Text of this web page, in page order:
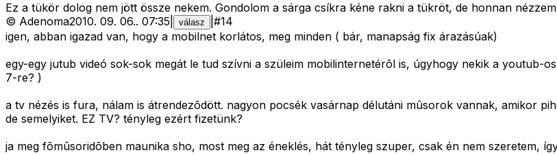
Ez a tükör dolog nem jött össze nekem. Gondolom a sárga csíkra kéne rakni a tükröt, de honnan
© Adenoma2010. 09. 06.. 07:35 válasz #14
igen, abban igazad van, hogy a mobilnet korlátos, meg minden ( bár, manapság fix árazásúak)
egy-egy jutub videó sok-sok megát le tud szívni a szüleim mobilinternetérõl is, úgyhogy nekik a youtub-
7-re? )
a tv nézés is fura, nálam is átrendezõdött. nagyon pocsék vasárnap délutáni mûsorok vannak, amikor
de semelyiket. EZ TV? tényleg ezért fizetünk?
ja meg fõmûsoridõben maunika sho, most meg az éneklés, hát tényleg szuper, csak én nem szeretem,